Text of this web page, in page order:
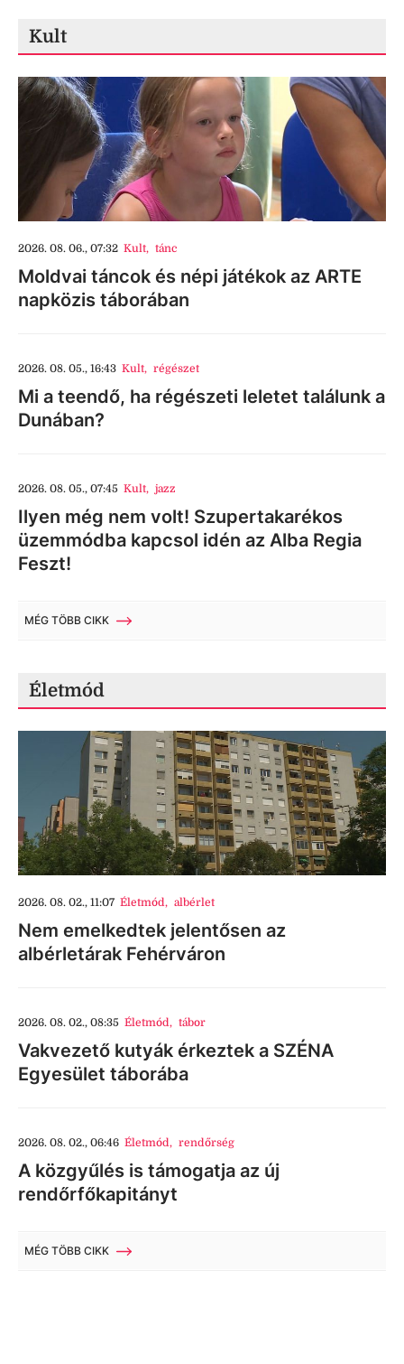
Kult
2026. 08. 06., 07:32 Kult, tánc
Moldvai táncok és népi játékok az ARTE
napközis táborában
2026. 08. 05., 16:43 Kult, régészet
Mi a teendő, ha régészeti leletet találunk a
Dunában?
2026. 08. 05., 07:45 Kult, jazz
Ilyen még nem volt! Szupertakarékos
üzemmódba kapcsol idén az Alba Regia
Feszt!
MÉG TÖBB CIKK
Életmód
2026. 08. 02., 11:07 Életmód, albérlet
Nem emelkedtek jelentősen az
albérletárak Fehérváron
2026. 08. 02., 08:35 Életmód, tábor
Vakvezető kutyák érkeztek a SZÉNA
Egyesület táborába
2026. 08. 02., 06:46 Életmód, rendőrség
A közgyűlés is támogatja az új
rendőrfőkapitányt
MÉG TÖBB CIKK